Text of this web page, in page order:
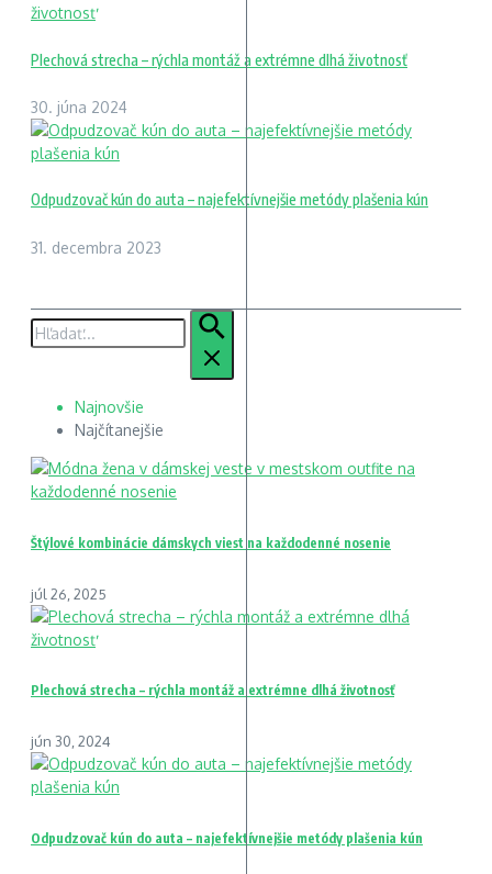
Plechová strecha – rýchla montáž a extrémne dlhá životnosť
30. júna 2024
Odpudzovač kún do auta – najefektívnejšie metódy plašenia kún
31. decembra 2023
Hľadať:
Najnovšie
Najčítanejšie
Štýlové kombinácie dámskych viest na každodenné nosenie
júl 26, 2025
Plechová strecha – rýchla montáž a extrémne dlhá životnosť
jún 30, 2024
Odpudzovač kún do auta – najefektívnejšie metódy plašenia kún